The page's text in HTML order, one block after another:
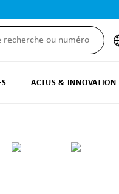
ACTUS & INNOVATION